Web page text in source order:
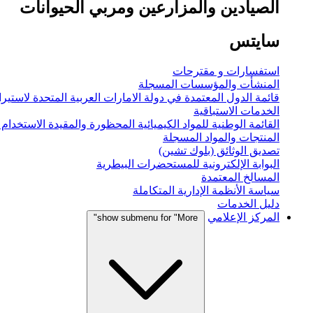
الصيادين والمزارعين ومربي الحيوانات
سايتس
استفسارات و مقترحات
المنشأت والمؤسسات المسجلة
قائمة الدول المعتمدة في دولة الامارات العربية المتحدة
الخدمات الاستباقية
القائمة الوطنية للمواد الكيميائية المحظورة والمقيدة
المنتجات والمواد المسجلة
تصديق الوثائق (بلوك تشين)
البوابة الإلكترونية للمستحضرات البيطرية
المسالخ المعتمدة
سياسة الأنظمة الإدارية المتكاملة
دليل الخدمات
المركز الإعلامي
show submenu for "More"